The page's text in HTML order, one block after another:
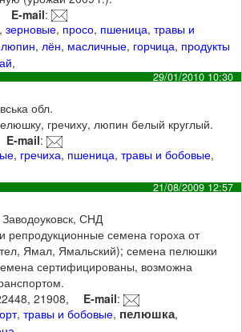
E-mail:
,зерновые, просо, пшеница,травы и
люпин, лён, масличные, горчица, продукты
,
29/01/2010 10:30
обл.
гречиху, люпин белый круглый.
E-mail:
, гречиха, пшеница,травы и бобовые,
21/08/2009 12:57
Заводоуковск, СНД
репродукционные семена гороха от
Ямал, Ямальский); семена пелюшки
сертифицированы, возможна
21908, E-mail:
,травы и бобовые, пелюшка,